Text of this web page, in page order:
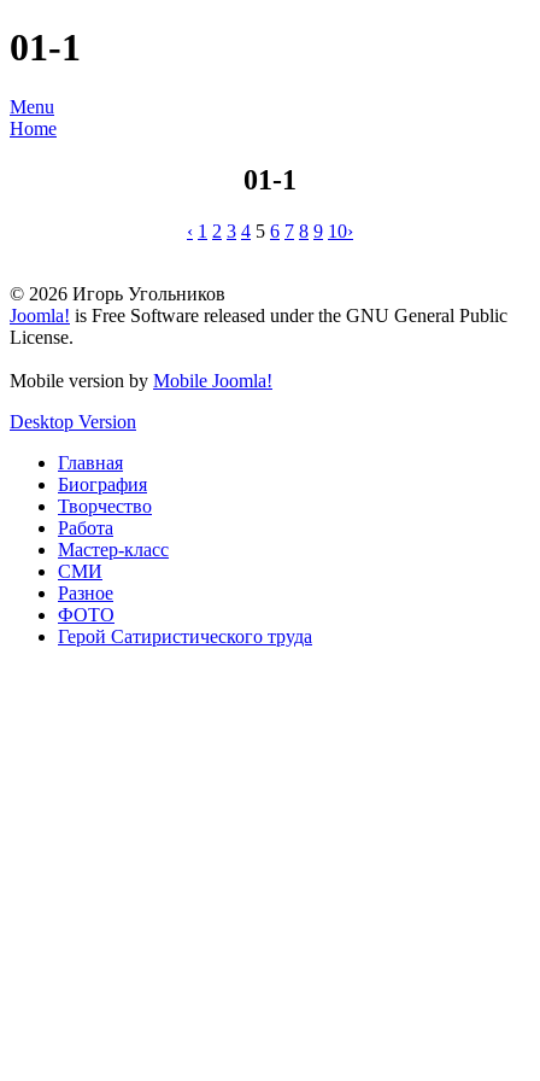
01-1
Menu
Home
01-1
‹ 1 2 3 4 5 6 7 8 9 10›
© 2026 Игорь Угольников
Joomla! is Free Software released under the GNU General Public
License.
Mobile version by Mobile Joomla!
Desktop Version
Главная
Биография
Творчество
Работа
Мастер-класс
СМИ
Разное
ФОТО
Герой Сатиристического труда